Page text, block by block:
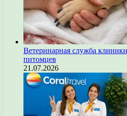
Ветеринарная служба
питомцев
21.07.2026